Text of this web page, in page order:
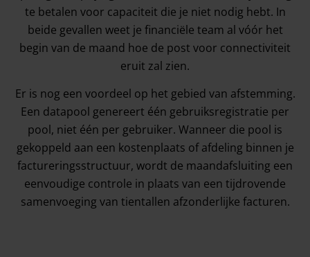
te betalen voor capaciteit die je niet nodig hebt. In
beide gevallen weet je financiële team al vóór het
begin van de maand hoe de post voor connectiviteit
eruit zal zien.
Er is nog een voordeel op het gebied van afstemming.
Een datapool genereert één gebruiksregistratie per
pool, niet één per gebruiker. Wanneer die pool is
gekoppeld aan een kostenplaats of afdeling binnen je
factureringsstructuur, wordt de maandafsluiting een
eenvoudige controle in plaats van een tijdrovende
samenvoeging van tientallen afzonderlijke facturen.